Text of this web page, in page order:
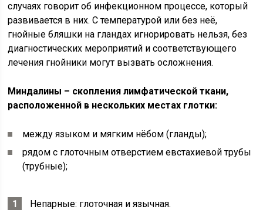
случаях говорит об инфекционном процессе, который
развивается в них. С температурой или без неё,
гнойные бляшки на гландах игнорировать нельзя, без
диагностических мероприятий и соответствующего
лечения гнойники могут вызвать осложнения.
Миндалины – скопления лимфатической ткани,
расположенной в нескольких местах глотки:
между языком и мягким нёбом (гланды);
рядом с глоточным отверстием евстахиевой трубы
(трубные);
Непарные: глоточная и язычная.